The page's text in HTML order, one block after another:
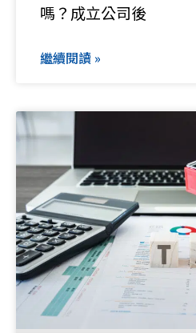
嗎？成立公司後
繼續閱讀 »